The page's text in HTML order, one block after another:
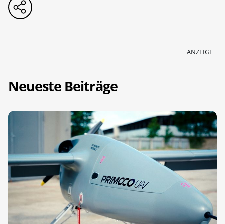
ANZEIGE
Neueste Beiträge